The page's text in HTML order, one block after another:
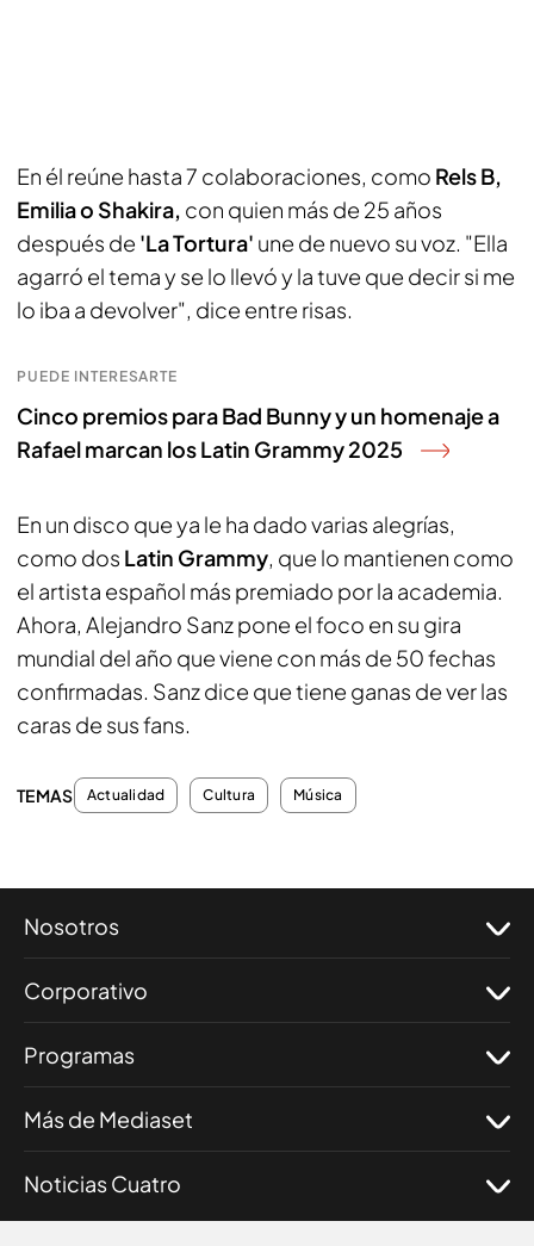
En él reúne hasta 7 colaboraciones, como Rels B,
Emilia o Shakira, con quien más de 25 años
después de 'La Tortura' une de nuevo su voz. "Ella
agarró el tema y se lo llevó y la tuve que decir si me
lo iba a devolver", dice entre risas.
PUEDE INTERESARTE
Cinco premios para Bad Bunny y un homenaje a
Rafael marcan los Latin Grammy 2025
En un disco que ya le ha dado varias alegrías,
como dos Latin Grammy, que lo mantienen como
el artista español más premiado por la academia.
Ahora, Alejandro Sanz pone el foco en su gira
mundial del año que viene con más de 50 fechas
confirmadas. Sanz dice que tiene ganas de ver las
caras de sus fans.
TEMAS Actualidad Cultura Música
Nosotros
Corporativo
Programas
Más de Mediaset
Noticias Cuatro